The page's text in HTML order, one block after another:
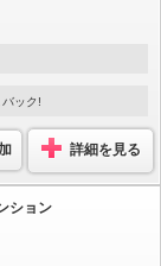
ック!
詳細を見る
ション